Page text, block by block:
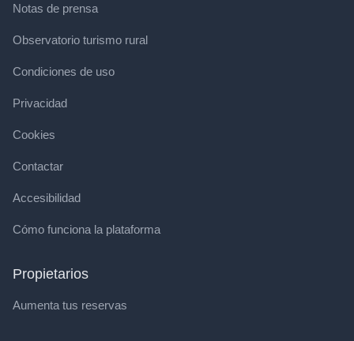
Notas de prensa
Observatorio turismo rural
Condiciones de uso
Privacidad
Cookies
Contactar
Accesibilidad
Cómo funciona la plataforma
Propietarios
Aumenta tus reservas